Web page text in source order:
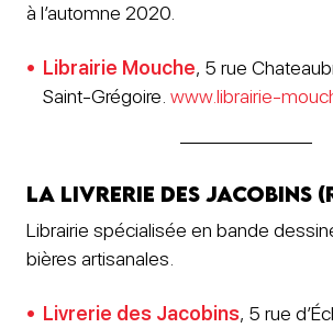
à l’automne 2020.
Librairie Mouche, 5 rue
Saint-Grégoire. www.librairie-
La Livrerie des Jacobins
Librairie spécialisée en bande
bières artisanales.
Livrerie des Jacobins, 5 rue